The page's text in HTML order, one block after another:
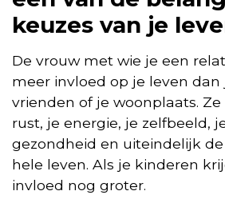
keuzes van je
De vrouw met wie je een
meer invloed op je leven dan
vrienden of je woonplaats.
rust, je energie, je zelfbeeld,
gezondheid en uiteindelijk
hele leven. Als je kinderen
invloed nog groter.